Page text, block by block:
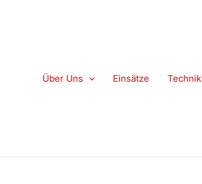
Über Uns Einsätze Technik